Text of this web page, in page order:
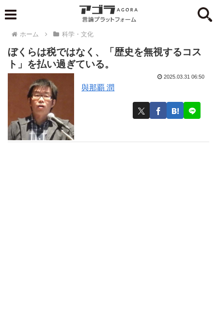
ホーム 科学・文化
ぼくらは税ではなく、「歴史を無視するコス
ト」を払い過ぎている。
與那覇 潤
2025.03.31 06:50